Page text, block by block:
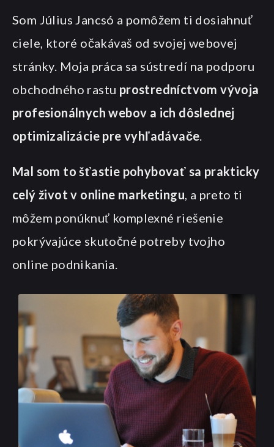
Som Július Jancsó a pomôžem ti dosiahnuť
ciele, ktoré očakávaš od svojej webovej
stránky. Moja práca sa sústredí na podporu
obchodného rastu prostredníctvom vývoja
profesionálnych webov a ich dôslednej
optimizalizácie pre vyhľadávače
Mal som to šťastie pohybovať sa prakticky
celý život v online marketingu , a preto ti
môžem ponúknuť komplexné riešenie
pokrývajúce skutočné potreby tvojho
online podnikania.